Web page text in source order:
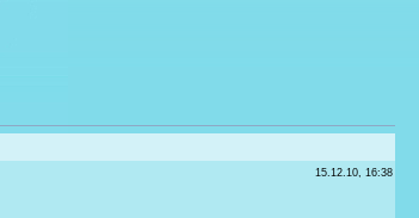
15.12.10, 16:38